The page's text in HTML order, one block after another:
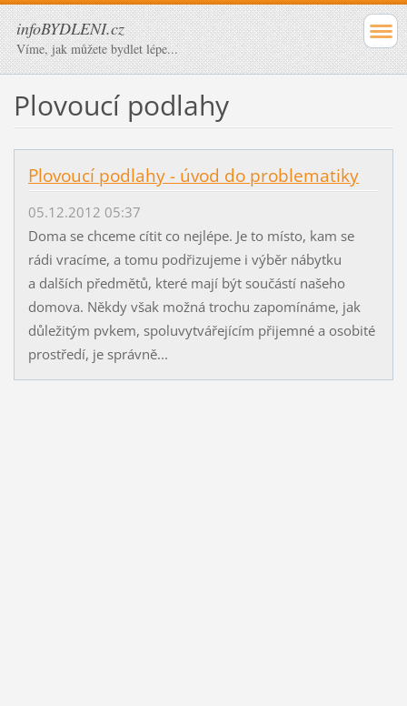
infoBYDLENI.cz
Víme, jak můžete bydlet lépe...
Plovoucí podlahy
Plovoucí podlahy - úvod do problematiky
05.12.2012 05:37
Doma se chceme cítit co nejlépe. Je to místo, kam se
rádi vracíme, a tomu podřizujeme i výběr nábytku
a dalších předmětů, které mají být součástí našeho
domova. Někdy však možná trochu zapomínáme, jak
důležitým pvkem, spoluvytvářejícím přijemné a osobité
prostředí, je správně...